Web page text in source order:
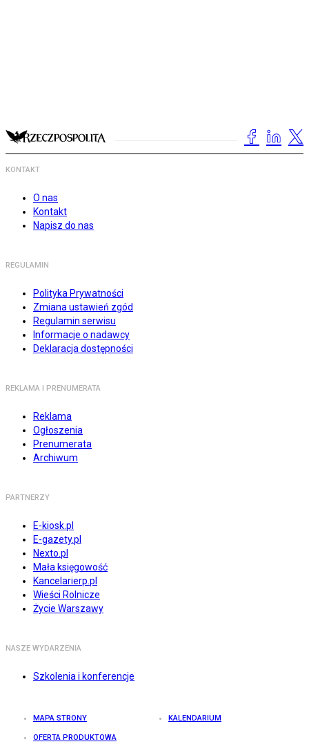
KONTAKT
O nas
Kontakt
Napisz do nas
REGULAMIN
Polityka Prywatności
Zmiana ustawień zgód
Regulamin serwisu
Informacje o nadawcy
Deklaracja dostępności
REKLAMA I PRENUMERATA
Reklama
Ogłoszenia
Prenumerata
Archiwum
PARTNERZY
E-kiosk.pl
E-gazety.pl
Nexto.pl
Mała księgowość
Kancelarierp.pl
Wieści Rolnicze
Życie Warszawy
NASZE WYDARZENIA
Szkolenia i konferencje
MAPA STRONY KALENDARIUM
OFERTA PRODUKTOWA